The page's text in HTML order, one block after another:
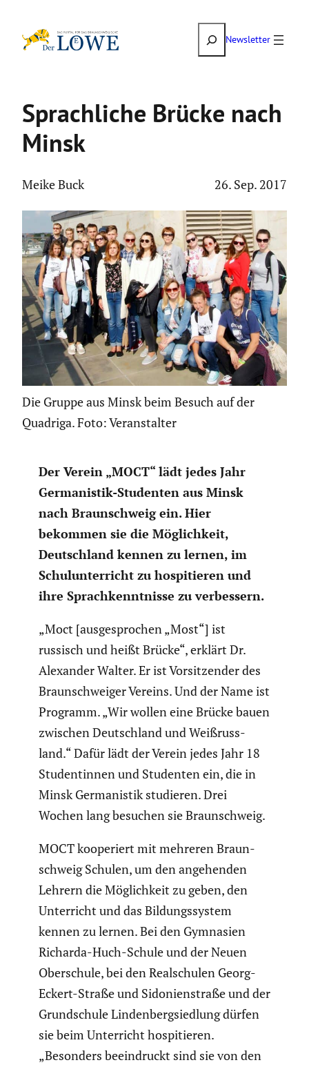
Inhalt
SuchenNewsletter
Sprach­liche Brücke nach
Minsk
Meike Buck 26. Sep. 2017
Die Gruppe aus Minsk beim Besuch auf der
Quadriga. Foto: Veranstalter
Der Verein „MOCT“ lädt jedes Jahr
Germa­nistik-Studenten aus Minsk
nach Braun­schweig ein. Hier
bekommen sie die Möglich­keit,
Deutsch­land kennen zu lernen, im
Schul­un­ter­richt zu hospi­tieren und
ihre Sprach­kennt­nisse zu verbes­sern.
„Moct [ausge­spro­chen „Most“] ist
russisch und heißt Brücke“, erklärt Dr.
Alexander Walter. Er ist Vorsit­zender des
Braun­schweiger Vereins. Und der Name ist
Programm. „Wir wollen eine Brücke bauen
zwischen Deutsch­land und Weißruss­
land.“ Dafür lädt der Verein jedes Jahr 18
Studen­tinnen und Studenten ein, die in
Minsk Germa­nistik studieren. Drei
Wochen lang besuchen sie Braun­schweig.
MOCT koope­riert mit mehreren Braun­
schweig Schulen, um den angehenden
Lehrern die Möglich­keit zu geben, den
Unter­richt und das Bildungs­system
kennen zu lernen. Bei den Gymnasien
Richarda-Huch-Schule und der Neuen
Oberschule, bei den Realschulen Georg-
Eckert-Straße und Sidoni­en­straße und der
Grund­schule Linden­berg­sied­lung dürfen
sie beim Unter­richt hospi­tieren.
„Besonders beein­druckt sind sie von den